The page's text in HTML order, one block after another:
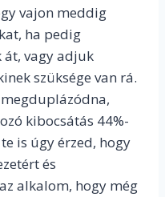
vajon meddig
ha pedig
vagy adjuk
szüksége van rá.
kibocsátás 44%-
is úgy érzed, hogy
és
alkalom, hogy még